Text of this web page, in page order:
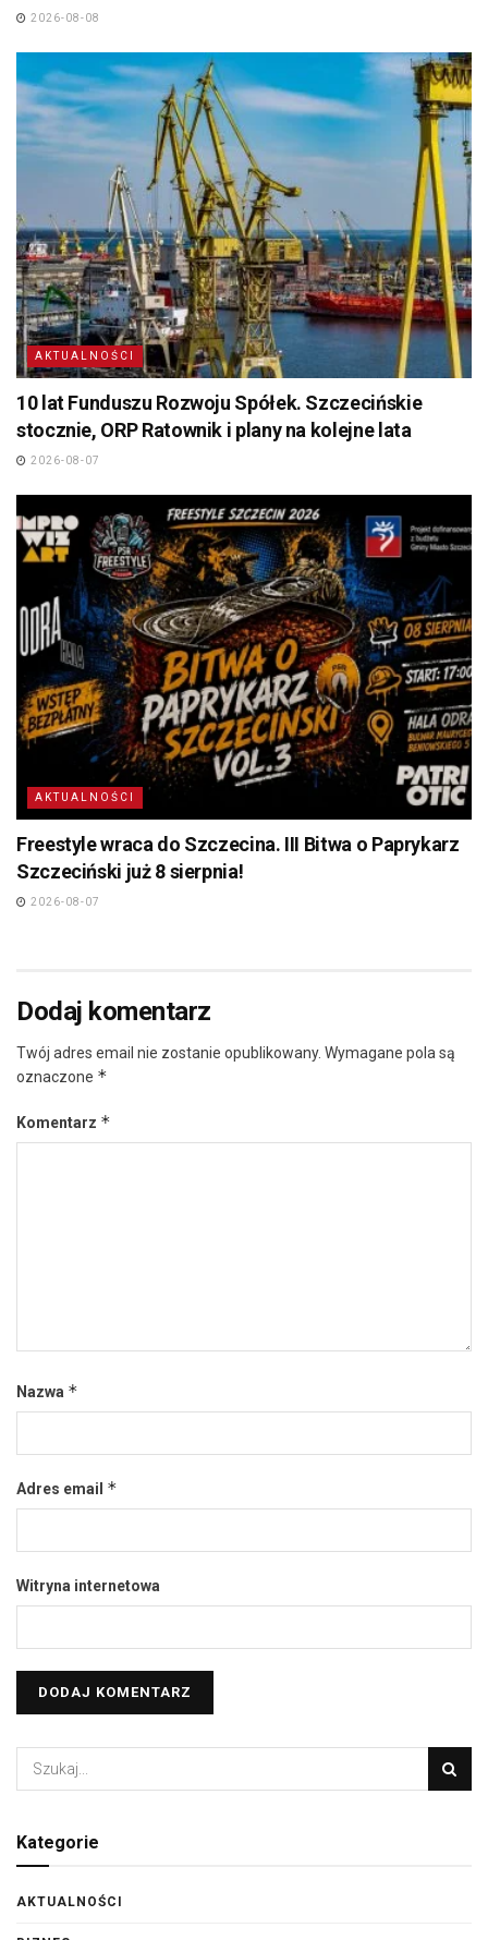
2026-08-08
AKTUALNOŚCI
10 lat Funduszu Rozwoju Spółek. Szczecińskie
stocznie, ORP Ratownik i plany na kolejne lata
2026-08-07
AKTUALNOŚCI
Freestyle wraca do Szczecina. III Bitwa o Paprykarz
Szczeciński już 8 sierpnia!
2026-08-07
Dodaj komentarz
Twój adres email nie zostanie opublikowany. Wymagane pola są
oznaczone *
Komentarz *
Nazwa *
Adres email *
Witryna internetowa
Kategorie
AKTUALNOŚCI